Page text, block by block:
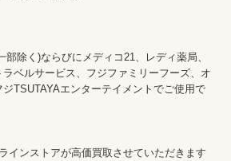
部除く)ならびにメディコ21、レディ薬局、
ベルサービス、フジファミリーフーズ、オ
TSUTAYAエンターテイメントでご使用で
インストアが高価買取させていただきます